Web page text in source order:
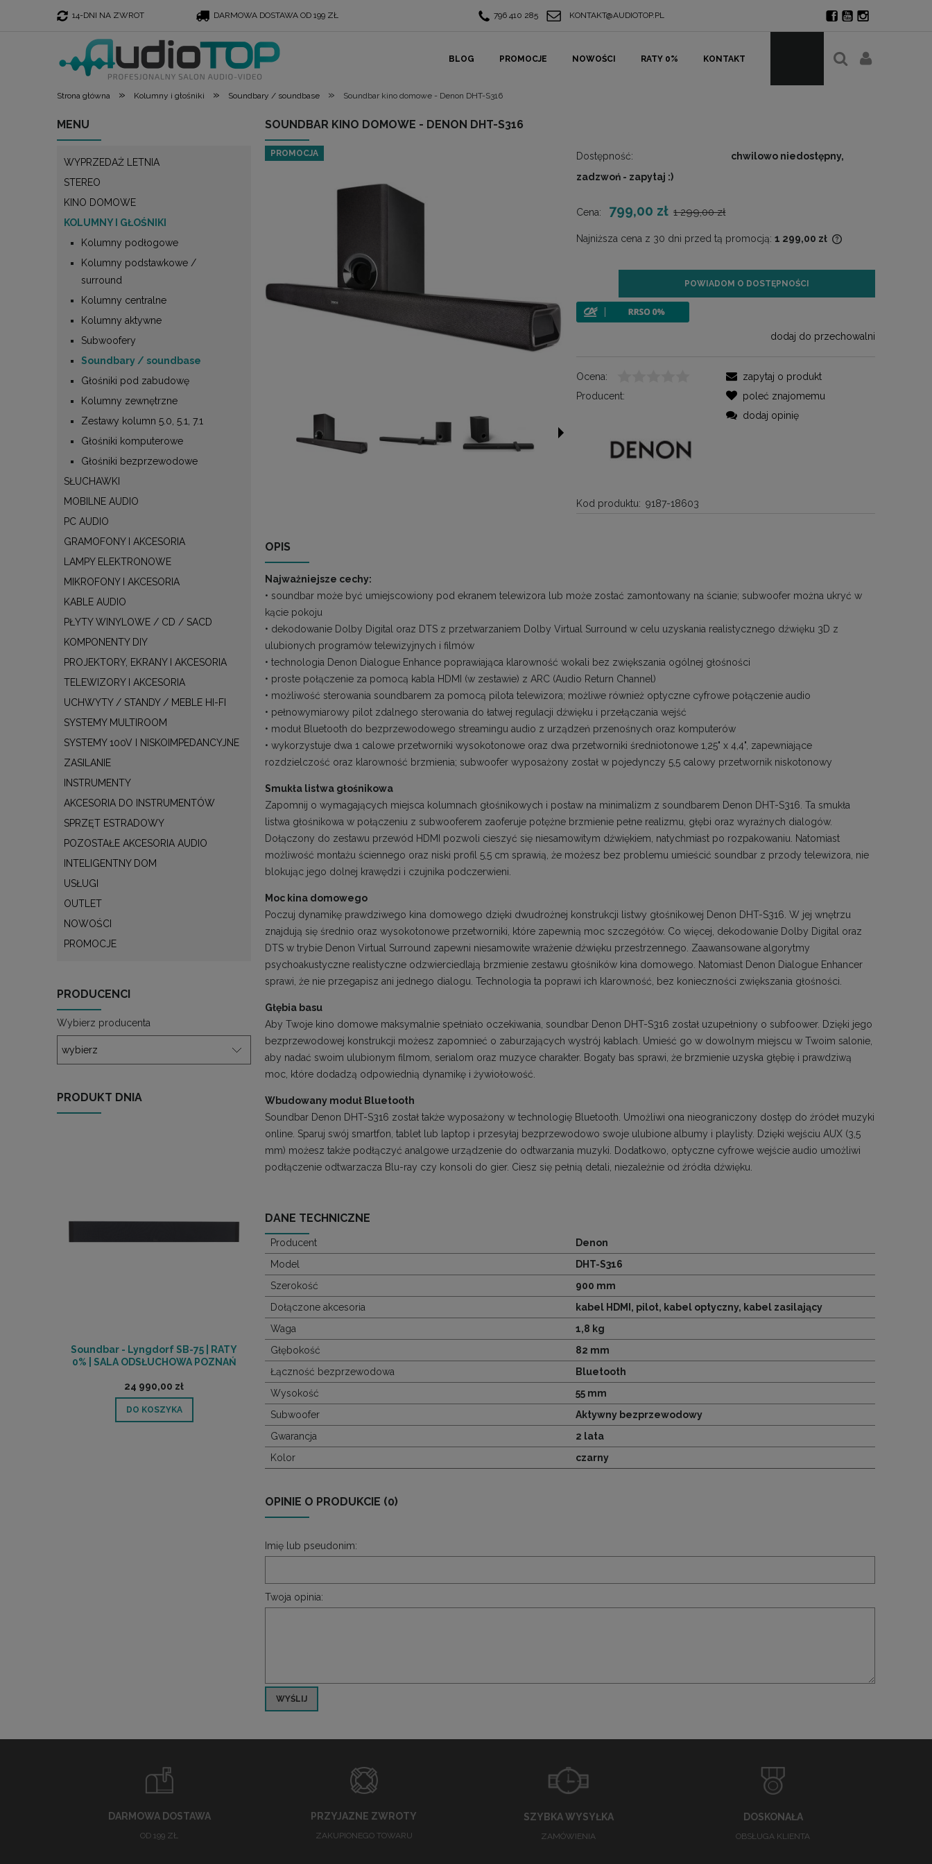
14-DNI NA ZWROT DARMOWA DOSTAWA OD 199 ZŁ 796 410 285 KONTAKT@AUDIOTOP.PL
BLOG PROMOCJE NOWOŚCI RATY 0% KONTAKT
Strona główna » Kolumny i głośniki » Soundbary / soundbase » Soundbar kino domowe - Denon DHT-S316
MENU
WYPRZEDAŻ LETNIA
STEREO
KINO DOMOWE
KOLUMNY I GŁOŚNIKI
Kolumny podłogowe
Kolumny podstawkowe /
surround
Kolumny centralne
Kolumny aktywne
Subwoofery
Soundbary / soundbase
Głośniki pod zabudowę
Kolumny zewnętrzne
Zestawy kolumn 5.0, 5.1, 7.1
Głośniki komputerowe
Głośniki bezprzewodowe
SŁUCHAWKI
MOBILNE AUDIO
PC AUDIO
GRAMOFONY I AKCESORIA
LAMPY ELEKTRONOWE
MIKROFONY I AKCESORIA
KABLE AUDIO
PŁYTY WINYLOWE / CD / SACD
KOMPONENTY DIY
PROJEKTORY, EKRANY I AKCESORIA
TELEWIZORY I AKCESORIA
UCHWYTY / STANDY / MEBLE HI-FI
SYSTEMY MULTIROOM
SYSTEMY 100V I NISKOIMPEDANCYJNE
ZASILANIE
INSTRUMENTY
AKCESORIA DO INSTRUMENTÓW
SPRZĘT ESTRADOWY
POZOSTAŁE AKCESORIA AUDIO
INTELIGENTNY DOM
USŁUGI
OUTLET
NOWOŚCI
PROMOCJE
PRODUCENCI
Wybierz producenta
PRODUKT DNIA
Soundbar - Lyngdorf SB-75 | RATY
0% | SALA ODSŁUCHOWA POZNAŃ
24 990,00 zł
DO KOSZYKA
SOUNDBAR KINO DOMOWE - DENON DHT-S316
PROMOCJA Dostępność:
chwilowo niedostępny,
zadzwoń - zapytaj :)
Cena: 799,00 zł 1 299,00 zł
Najniższa cena z 30 dni przed tą promocją:1 299,00 zł
30 dni, wyświetlana jest najniższa cena od
momentu, kiedy produkt pojawił się w
sprzedaży.
POWIADOM O DOSTĘPNOŚCI
dodaj do przechowalni
Ocena:
Producent:
Kod produktu: 9187-18603
zapytaj o produkt
poleć znajomemu
dodaj opinię
OPIS
Najważniejsze cechy:
• soundbar może być umiejscowiony pod ekranem telewizora lub może zostać zamontowany na ścianie; subwoofer można ukryć w
kącie pokoju
• dekodowanie Dolby Digital oraz DTS z przetwarzaniem Dolby Virtual Surround w celu uzyskania realistycznego dźwięku 3D z
ulubionych programów telewizyjnych i filmów
• technologia Denon Dialogue Enhance poprawiająca klarowność wokali bez zwiększania ogólnej głośności
• proste połączenie za pomocą kabla HDMI (w zestawie) z ARC (Audio Return Channel)
• możliwość sterowania soundbarem za pomocą pilota telewizora; możliwe również optyczne cyfrowe połączenie audio
• pełnowymiarowy pilot zdalnego sterowania do łatwej regulacji dźwięku i przełączania wejść
• moduł Bluetooth do bezprzewodowego streamingu audio z urządzeń przenośnych oraz komputerów
• wykorzystuje dwa 1 calowe przetworniki wysokotonowe oraz dwa przetworniki średniotonowe 1,25" x 4,4", zapewniające
rozdzielczość oraz klarowność brzmienia; subwoofer wyposażony został w pojedynczy 5,5 calowy przetwornik niskotonowy
Smukła listwa głośnikowa
Zapomnij o wymagających miejsca kolumnach głośnikowych i postaw na minimalizm z soundbarem Denon DHT-S316. Ta smukła
listwa głośnikowa w połączeniu z subwooferem zaoferuje potężne brzmienie pełne realizmu, głębi oraz wyraźnych dialogów.
Dołączony do zestawu przewód HDMI pozwoli cieszyć się niesamowitym dźwiękiem, natychmiast po rozpakowaniu. Natomiast
możliwość montażu ściennego oraz niski profil 5,5 cm sprawią, że możesz bez problemu umieścić soundbar z przody telewizora, nie
blokując jego dolnej krawędzi i czujnika podczerwieni.
Moc kina domowego
Poczuj dynamikę prawdziwego kina domowego dzięki dwudrożnej konstrukcji listwy głośnikowej Denon DHT-S316. W jej wnętrzu
znajdują się średnio oraz wysokotonowe przetworniki, które zapewnią moc szczegółów. Co więcej, dekodowanie Dolby Digital oraz
DTS w trybie Denon Virtual Surround zapewni niesamowite wrażenie dźwięku przestrzennego. Zaawansowane algorytmy
psychoakustyczne realistyczne odzwierciedlają brzmienie zestawu głośników kina domowego. Natomiast Denon Dialogue Enhancer
sprawi, że nie przegapisz ani jednego dialogu. Technologia ta poprawi ich klarowność, bez konieczności zwiększania głośności.
Głębia basu
Aby Twoje kino domowe maksymalnie spełniało oczekiwania, soundbar Denon DHT-S316 został uzupełniony o subfoower. Dzięki jego
bezprzewodowej konstrukcji możesz zapomnieć o zaburzających wystrój kablach. Umieść go w dowolnym miejscu w Twoim salonie,
aby nadać swoim ulubionym filmom, serialom oraz muzyce charakter. Bogaty bas sprawi, że brzmienie uzyska głębię i prawdziwą
moc, które dodadzą odpowiednią dynamikę i żywiołowość.
Wbudowany moduł Bluetooth
Soundbar Denon DHT-S316 został także wyposażony w technologię Bluetooth. Umożliwi ona nieograniczony dostęp do źródeł muzyki
online. Sparuj swój smartfon, tablet lub laptop i przesyłaj bezprzewodowo swoje ulubione albumy i playlisty. Dzięki wejściu AUX (3,5
mm) możesz także podłączyć analgowe urządzenie do odtwarzania muzyki. Dodatkowo, optyczne cyfrowe wejście audio umożliwi
podłączenie odtwarzacza Blu-ray czy konsoli do gier. Ciesz się pełnią detali, niezależnie od źródła dźwięku.
DANE TECHNICZNE
Producent
Denon
Model
DHT-S316
Szerokość
900 mm
Dołączone akcesoria
kabel HDMI, pilot, kabel optyczny, kabel zasilający
Waga
1,8 kg
Głębokość
82 mm
Łączność bezprzewodowa
Bluetooth
Wysokość
55 mm
Subwoofer
Aktywny bezprzewodowy
Gwarancja
2 lata
Kolor
czarny
OPINIE O PRODUKCIE (0)
Imię lub pseudonim:
Twoja opinia:
WYŚLIJ
DARMOWA DOSTAWA
OD 199 ZŁ
PRZYJAZNE ZWROTY
ZAKUPIONEGO TOWARU
SZYBKA WYSYŁKA
ZAMÓWIENIA
DOSKONAŁA
OBSŁUGA KLIENTA